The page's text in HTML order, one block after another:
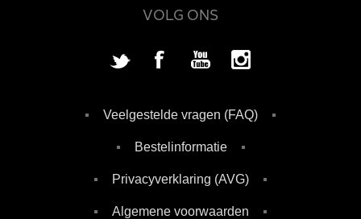
VOLG ONS
Veelgestelde vragen (FAQ)
Bestelinformatie
Privacyverklaring (AVG)
Algemene voorwaarden